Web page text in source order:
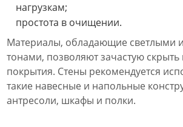
нагрузкам;
простота в очищении.
Материалы, обладающие светлыми
тонами, позволяют зачастую скрыть
покрытия. Стены рекомендуется
такие навесные и напольные
антресоли, шкафы и полки.